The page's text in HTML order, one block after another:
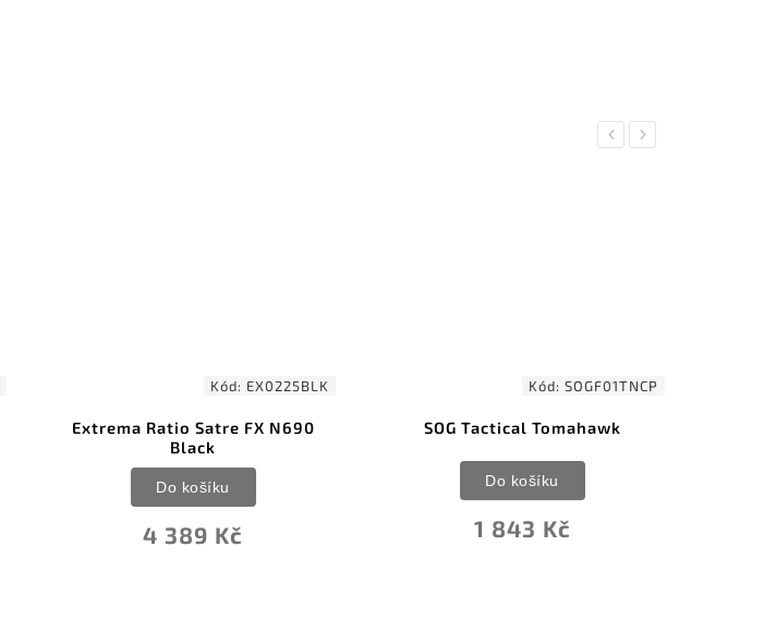
Previous
Kód: EX0225BLK
Extrema Ratio Satre FX N690
Black
4 389 Kč
Do košíku
Kód: SOGF01TNCP
SOG Tactical Tomahawk
1 843 Kč
Do košíku
Next